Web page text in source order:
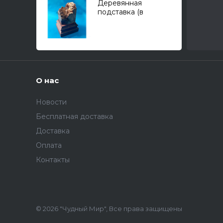
Деревянная
подставка (в
О нас
Новости
Бесплатная доставка
Доставка
Оплата
Контакты
© 2026 "Чудный Мир", Все права защищены